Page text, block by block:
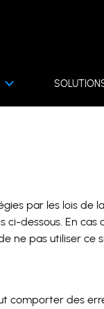
par les lois de
dessous. En
ne pas utiliser ce
comporter des